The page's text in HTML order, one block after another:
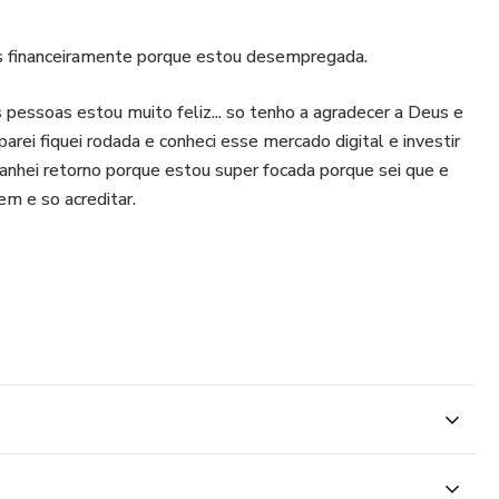
porque estou desempregada.
estou muito feliz... so tenho a agradecer a Deus e
fiquei rodada e conheci esse mercado digital e investir
retorno porque estou super focada porque sei que e
e so acreditar.